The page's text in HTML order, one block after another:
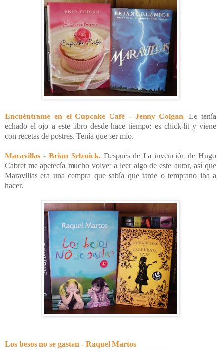
Encuéntrame en el Cupcake Café - Jenny Colgan. Le tenía
echado el ojo a este libro desde hace tiempo: es chick-lit y viene
con recetas de postres. Tenía que ser mío.
Maravillas - Brian Selznick.Después de La invención de Hugo
Cabret me apetecía mucho volver a leer algo de este autor, así que
Maravillas era una compra que sabía que tarde o temprano iba a
hacer.
Los besos no se gastan - Raquel Martos